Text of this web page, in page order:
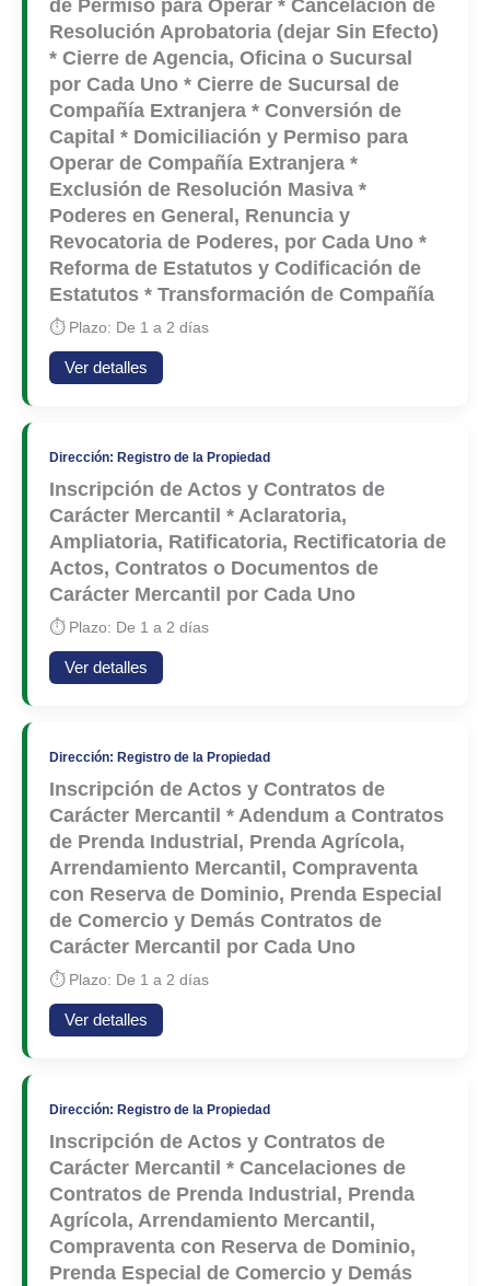
de Permiso para Operar * Cancelación de
Resolución Aprobatoria (dejar Sin Efecto)
* Cierre de Agencia, Oficina o Sucursal
por Cada Uno * Cierre de Sucursal de
Compañía Extranjera * Conversión de
Capital * Domiciliación y Permiso para
Operar de Compañía Extranjera *
Exclusión de Resolución Masiva *
Poderes en General, Renuncia y
Revocatoria de Poderes, por Cada Uno *
Reforma de Estatutos y Codificación de
Estatutos * Transformación de Compañía
⏱ Plazo: De 1 a 2 días
Ver detalles
Dirección: Registro de la Propiedad
Inscripción de Actos y Contratos de
Carácter Mercantil * Aclaratoria,
Ampliatoria, Ratificatoria, Rectificatoria de
Actos, Contratos o Documentos de
Carácter Mercantil por Cada Uno
⏱ Plazo: De 1 a 2 días
Ver detalles
Dirección: Registro de la Propiedad
Inscripción de Actos y Contratos de
Carácter Mercantil * Adendum a Contratos
de Prenda Industrial, Prenda Agrícola,
Arrendamiento Mercantil, Compraventa
con Reserva de Dominio, Prenda Especial
de Comercio y Demás Contratos de
Carácter Mercantil por Cada Uno
⏱ Plazo: De 1 a 2 días
Ver detalles
Dirección: Registro de la Propiedad
Inscripción de Actos y Contratos de
Carácter Mercantil * Cancelaciones de
Contratos de Prenda Industrial, Prenda
Agrícola, Arrendamiento Mercantil,
Compraventa con Reserva de Dominio,
Prenda Especial de Comercio y Demás